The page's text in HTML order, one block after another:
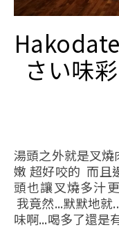
さい味
湯頭之外就是叉燒肉了啊 這裡的叉燒是很標準的軟
嫩 超好咬的 而且
頭也讓叉燒多汁
我竟然...默默地就
味啊...喝多了還是